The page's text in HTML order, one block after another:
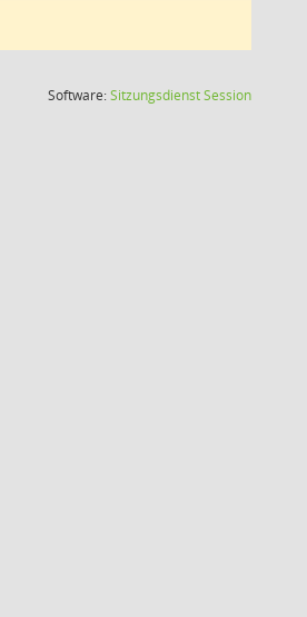
Software:SitzungsdienstSession(Wird in